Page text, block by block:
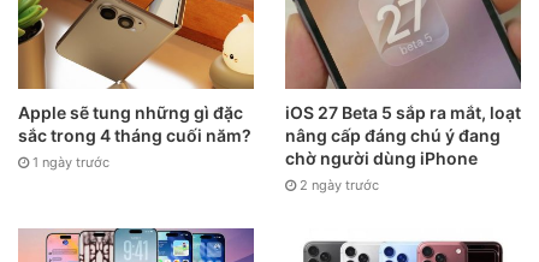
Apple sẽ tung những gì đặc
sắc trong 4 tháng cuối năm?
1 ngày trước
iOS 27 Beta 5 sắp ra mắt, loạt
nâng cấp đáng chú ý đang
chờ người dùng iPhone
2 ngày trước